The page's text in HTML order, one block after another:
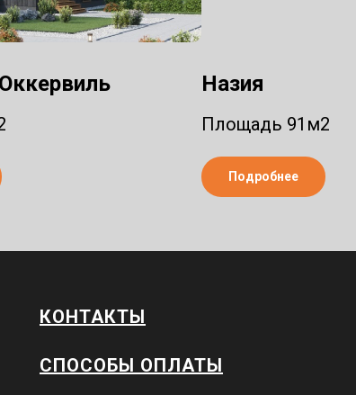
Назия
Площадь 91м2
Подробнее
КОНТАКТЫ
СПОСОБЫ ОПЛАТЫ